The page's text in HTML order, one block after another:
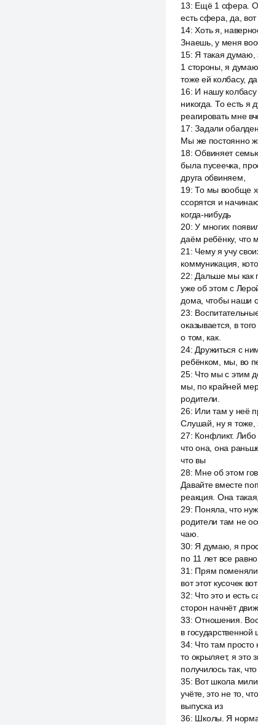
13: Ещё 1 сфера.
есть сфера, да,
14:Хоть я,
Знаешь, у меня
15: Я такая думаю,
1 стороны, я
тоже ей колбасу,
16: И нашу колбасу
никогда. То есть я
реагировать мне
17:Задали
Мы же постоянно
18:Обвиняет
была пусеечка,
друга обвиняем,
19:То мы вообще
ссорятся и
когда-нибудь
20:У многих
даём ребёнку, что
21 : Чему я учу
коммуникация,
22: Дальше мы как
уже об этом с
дома, чтобы наши
23:
оказывается, в
о том, как.
24: Дружиться с
ребёнком, мы, во
25: Что мы с этим
мы, по крайней
родители.
26: Или там у неё
Слушай, ну я тоже,
27: Конфликт. Либо
что она, она
что вы
28: Мне об этом
Давайте вместе
реакция. Она
29: Поняла, что
родители там не
чаю.
30: Я думаю, я
по 11 лет все
31 : Прям
вот этот кусочек
32: Что это и есть
сторон начнёт
33:Отношения.
в
34: Что там просто
то окрыляет, я это
получилось так, что
35: Вот школа
учёте, это не то,
выпуска из
36: Школы. Я